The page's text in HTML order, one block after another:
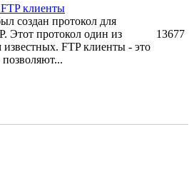
клиенты
создан протокол для
Этот протокол один из
FTP клиенты - это
13677